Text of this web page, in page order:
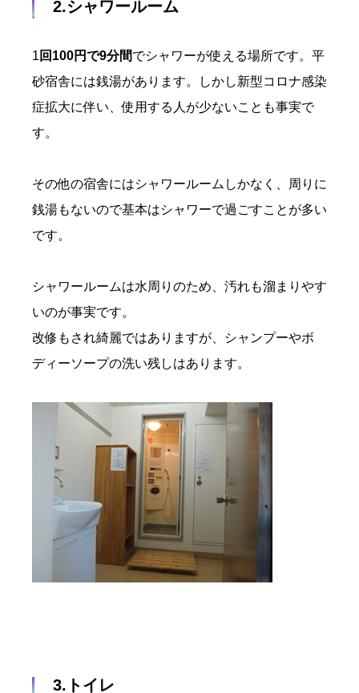
2.シャワールーム
1 回100円で9分間でシャワーが使える場所です。平
砂宿舎には銭湯があります。しかし新型コロナ感染
症拡大に伴い、使用する人が少ないことも事実で
す。
その他の宿舎にはシャワールームしかなく、周りに
銭湯もないので基本はシャワーで過ごすことが多い
です。
シャワールームは水周りのため、汚れも溜まりやす
いのが事実です。
改修もされ綺麗ではありますが、シャンプーやボ
ディーソープの洗い残しはあります。
3.トイレ